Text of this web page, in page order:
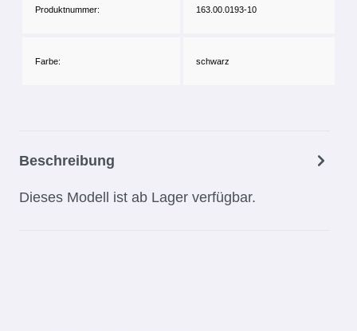
Produktnummer: 163.00.0193-10
Farbe: schwarz
Beschreibung
Dieses Modell ist ab Lager verfügbar.